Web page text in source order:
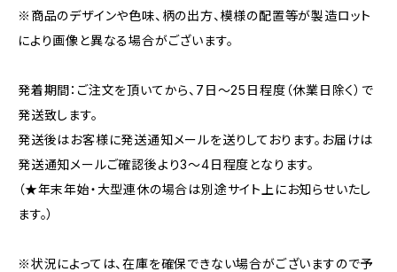
※商品のデザインや色味、柄の出方、模様の配置等が製造ロット
により画像と異なる場合がございます。
発着期間：ご注文を頂いてから、7日〜25日程度（休業日除く）で
発送致します。
発送後はお客様に発送通知メールを送りしております。お届けは
発送通知メールご確認後より3〜4日程度となります。
（★年末年始・大型連休の場合は別途サイト上にお知らせいたし
ます。）
※状況によっては、在庫を確保できない場合がございますので予